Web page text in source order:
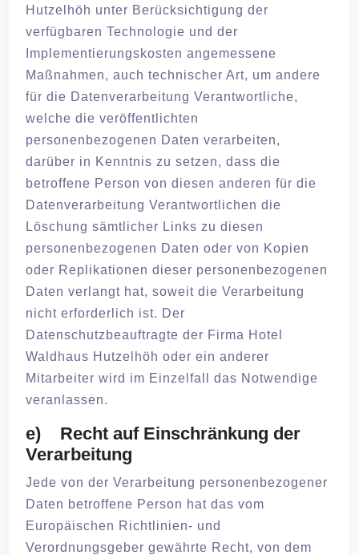
Hutzelhöh unter Berücksichtigung der
verfügbaren Technologie und der
Implementierungskosten angemessene
Maßnahmen, auch technischer Art, um andere
für die Datenverarbeitung Verantwortliche,
welche die veröffentlichten
personenbezogenen Daten verarbeiten,
darüber in Kenntnis zu setzen, dass die
betroffene Person von diesen anderen für die
Datenverarbeitung Verantwortlichen die
Löschung sämtlicher Links zu diesen
personenbezogenen Daten oder von Kopien
oder Replikationen dieser personenbezogenen
Daten verlangt hat, soweit die Verarbeitung
nicht erforderlich ist. Der
Datenschutzbeauftragte der Firma Hotel
Waldhaus Hutzelhöh oder ein anderer
Mitarbeiter wird im Einzelfall das Notwendige
veranlassen.
e) Recht auf Einschränkung der
Verarbeitung
Jede von der Verarbeitung personenbezogener
Daten betroffene Person hat das vom
Europäischen Richtlinien- und
Verordnungsgeber gewährte Recht, von dem